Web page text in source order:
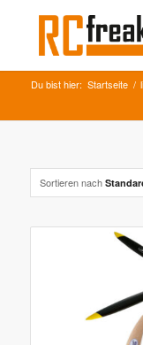
Du bist hier: Startseite /
Sortieren nach